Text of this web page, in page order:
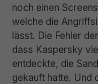
noch einen
welche die
lässt. Die Fehler
dass Kaspersky
entdeckte, die
gekauft hatte. Und